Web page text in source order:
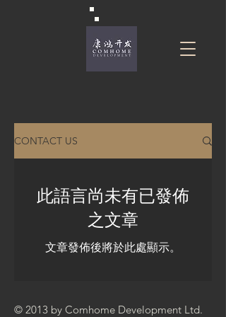
CONTACT US
此語言尚未有已發佈
之文章
文章發佈後將於此處顯示。
© 2013 by Comhome Development Ltd.